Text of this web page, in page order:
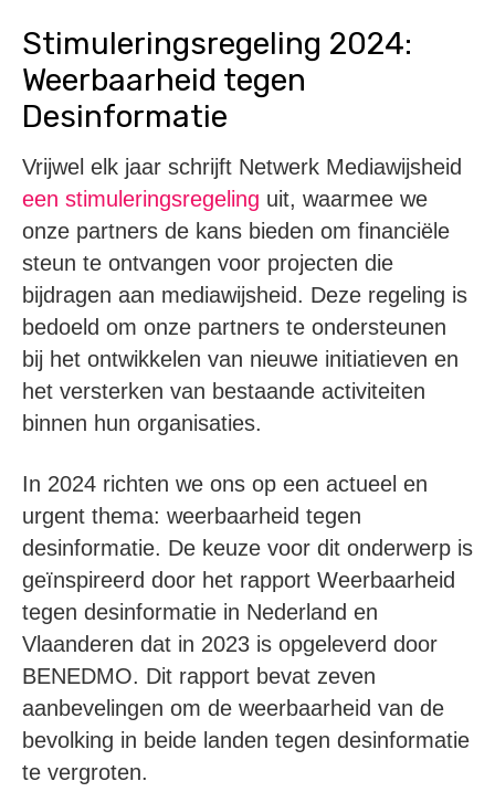
Stimuleringsregeling 2024:
Weerbaarheid tegen
Desinformatie
Vrijwel elk jaar schrijft Netwerk Mediawijsheid
een stimuleringsregeling uit, waarmee we
onze partners de kans bieden om financiële
steun te ontvangen voor projecten die
bijdragen aan mediawijsheid. Deze regeling is
bedoeld om onze partners te ondersteunen
bij het ontwikkelen van nieuwe initiatieven en
het versterken van bestaande activiteiten
binnen hun organisaties.
In 2024 richten we ons op een actueel en
urgent thema: weerbaarheid tegen
desinformatie. De keuze voor dit onderwerp is
geïnspireerd door het rapport Weerbaarheid
tegen desinformatie in Nederland en
Vlaanderen dat in 2023 is opgeleverd door
BENEDMO. Dit rapport bevat zeven
aanbevelingen om de weerbaarheid van de
bevolking in beide landen tegen desinformatie
te vergroten.